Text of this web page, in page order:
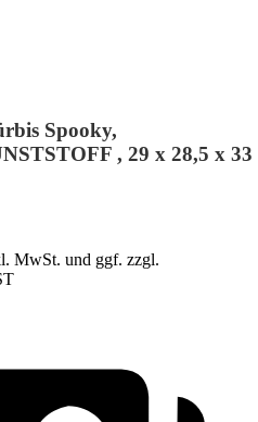
Spooky,
, 29 x 28,5 x 33
MwSt. und ggf. zzgl.